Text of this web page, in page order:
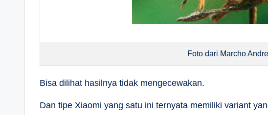
Foto dari Marcho
Bisa dilihat hasilnya tidak mengecewakan.
Dan tipe Xiaomi yang satu ini ternyata memiliki variant